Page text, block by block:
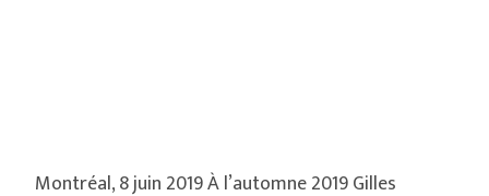
Montréal, 8 juin 2019 À l’automne 2019 Gilles